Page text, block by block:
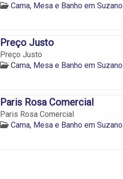
Cama, Mesa e Banho em Suzano
Preço Justo
Preço Justo
Cama, Mesa e Banho em Suzano
Paris Rosa Comercial
Paris Rosa Comercial
Cama, Mesa e Banho em Suzano